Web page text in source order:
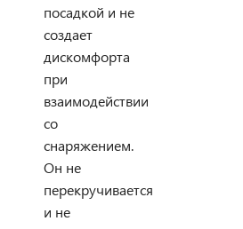
посадкой и не
создает
дискомфорта
при
взаимодействии
со
снаряжением.
Он не
перекручивается
и не